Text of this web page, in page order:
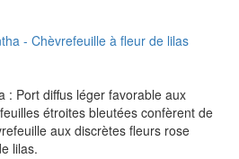
: Port diffus léger favorable aux
étroites bleutées confèrent de
aux discrètes fleurs rose
lilas.